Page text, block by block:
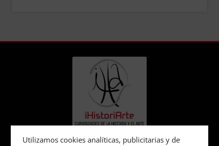
Utilizamos cookies analíticas, publicitarias y de